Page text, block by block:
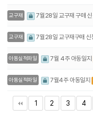
교구재 7월28일 교구재 구매 신
교구재 7월28일 교구재구매
아동실적파일 7월 4주 아동일지
아동실적파일 7월4주 아동일지
1 2 3 4